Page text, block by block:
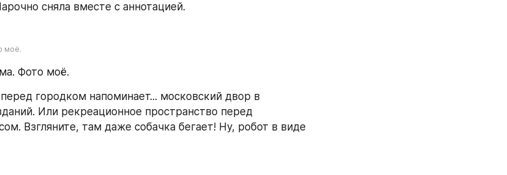
сняла вместе с аннотацией.
моё.
Фото моё.
городком напоминает... московский двор в
Или рекреационное пространство перед
Взгляните, там даже собачка бегает! Ну, робот в виде